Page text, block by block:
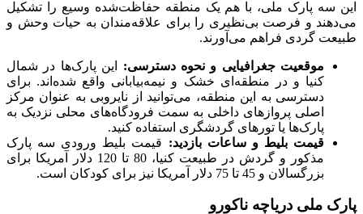
این سه پارک ملی، با هم یک منطقه حفاظت‌شده وسیع را تشکیل
می‌دهند و فرصت بی‌نظیری را برای علاقه‌مندان به حیات وحش و
طبیعت گردی فراهم می‌آورند.
موقعیت جغرافیایی و نحوه دسترسی: این پارک‌ها در شمال
کنیا و در منطقه‌ای خشک و نیمه‌بیابانی واقع شده‌اند. برای
دسترسی به این منطقه، می‌توانید از نایروبی به عنوان مرکز
اصلی پروازهای داخلی به سمت فرودگاه‌های محلی نزدیک به
پارک‌ها یا تورهای گردشگری استفاده کنید.
قیمت بلیط و ساعات بازدید: قیمت بلیط ورودی سه پارک
مذکور و گردش در طبیعت کنیا، 80 تا 120 دلار آمریکا برای
بزرگسالان و 45 تا 75 دلار آمریکا نیز برای کودکان است.
پارک ملی دریاچه ناکورو